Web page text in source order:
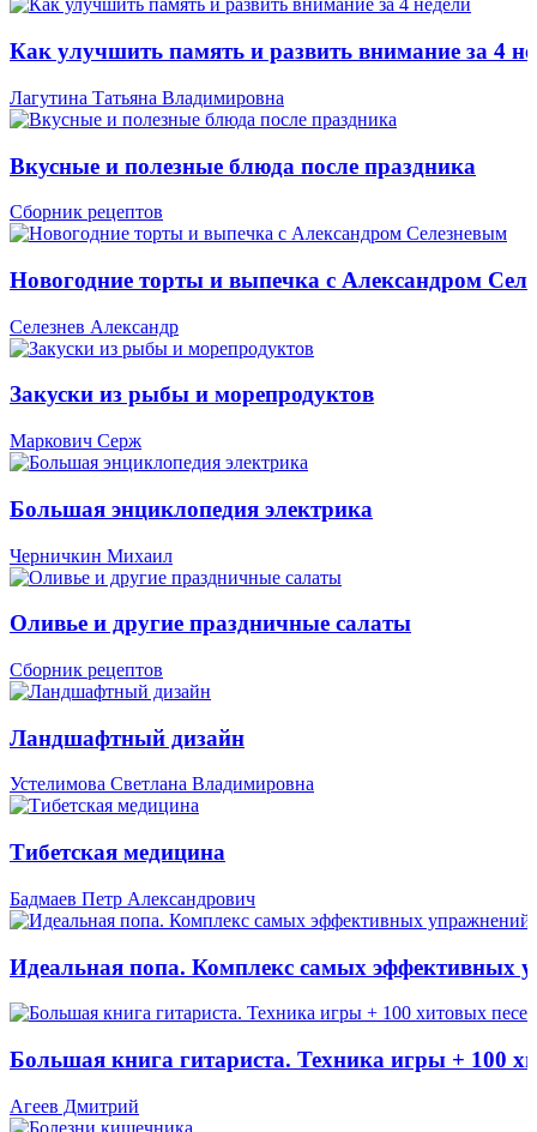
Как улучшить память и развить внимание за 4
Лагутина Татьяна Владимировна
Вкусные и полезные блюда после праздника
Сборник рецептов
Новогодние торты и выпечка с Александром
Селезнев Александр
Закуски из рыбы и морепродуктов
Маркович Серж
Большая энциклопедия электрика
Черничкин Михаил
Оливье и другие праздничные салаты
Сборник рецептов
Ландшафтный дизайн
Устелимова Светлана Владимировна
Тибетская медицина
Бадмаев Петр Александрович
Идеальная попа. Комплекс самых эффективных
Большая книга гитариста. Техника игры + 100
Агеев Дмитрий